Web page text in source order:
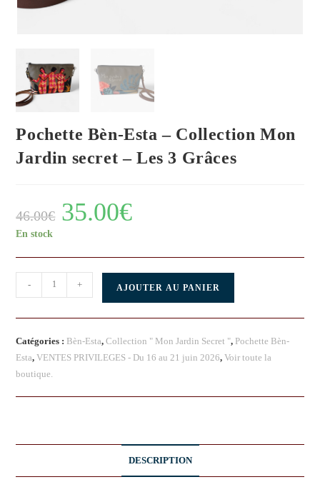
Pochette Bèn-Esta – Collection Mon
Jardin secret – Les 3 Grâces
46.00€ 35.00€
En stock
- + AJOUTER AU PANIER
Catégories : Bèn-Esta,Collection " Mon Jardin Secret ", Pochette Bèn-
Esta,VENTES PRIVILEGES - Du 16 au 21 juin 2026,Voir toute la
boutique.
DESCRIPTION